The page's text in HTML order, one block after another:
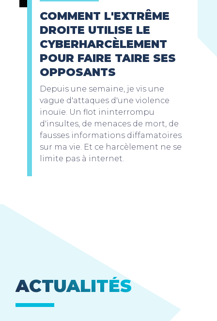
COMMENT L'EXTRÊME
DROITE UTILISE LE
CYBERHARCÈLEMENT
POUR FAIRE TAIRE SES
OPPOSANTS
Depuis une semaine, je vis une
vague d'attaques d'une violence
inouïe. Un flot ininterrompu
d'insultes, de menaces de mort, de
fausses informations diffamatoires
sur ma vie. Et ce harcèlement ne se
limite pas à internet.
ACTUALITÉS